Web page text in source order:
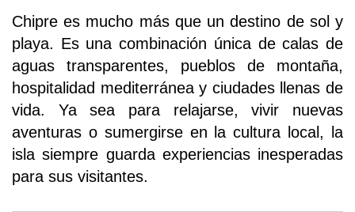
Chipre es mucho más que un destino de sol y
playa. Es una combinación única de calas de
aguas transparentes, pueblos de montaña,
hospitalidad mediterránea y ciudades llenas de
vida. Ya sea para relajarse, vivir nuevas
aventuras o sumergirse en la cultura local, la
isla siempre guarda experiencias inesperadas
para sus visitantes.